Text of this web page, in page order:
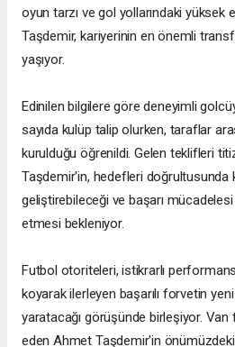
oyun tarzı ve gol yollarındaki yüksek
Taşdemir, kariyerinin en önemli
yaşıyor.
Edinilen bilgilere göre deneyimli
sayıda kulüp talip olurken, taraflar
kurulduğu öğrenildi. Gelen teklifleri
Taşdemir'in, hedefleri doğrultusunda
geliştirebileceği ve başarı
etmesi bekleniyor.
Futbol otoriteleri, istikrarlı
koyarak ilerleyen başarılı forvetin
yaratacağı görüşünde birleşiyor.
eden Ahmet Taşdemir'in